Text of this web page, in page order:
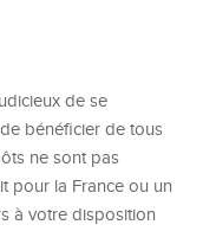
de se
bénéficier de tous
ne sont pas
pour la France ou un
à votre disposition